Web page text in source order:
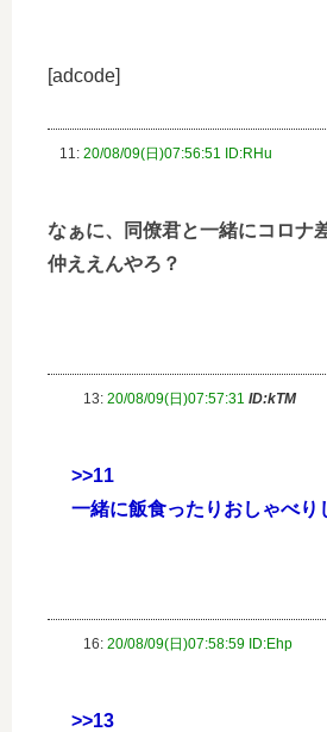
[adcode]
11: 20/08/09(日)07:56:51 ID:RHu
なぁに、同僚君と一緒にコロナ
仲ええんやろ？
13: 20/08/09(日)07:57:31 ID:kTM
>>11
一緒に飯食ったりおしゃべり
16: 20/08/09(日)07:58:59 ID:Ehp
>>13